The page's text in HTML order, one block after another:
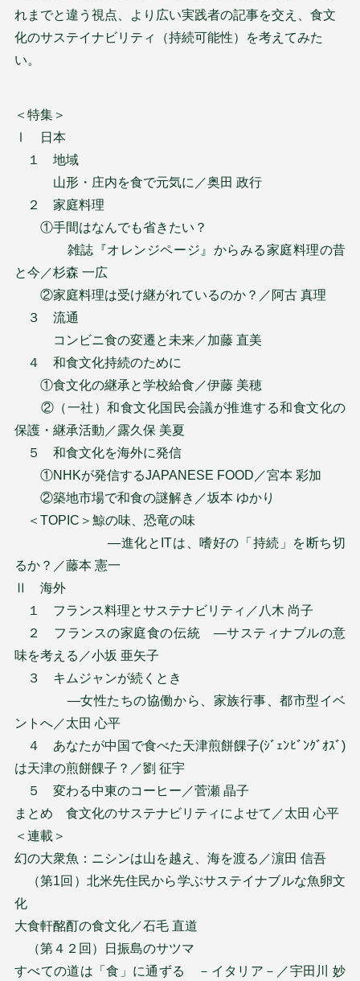
れまでと違う視点、より広い実践者の記事を交え、食文
化のサステイナビリティ（持続可能性）を考えてみた
い。
＜特集＞
Ⅰ 日本
１ 地域
山形・庄内を食で元気に／奥田 政行
２ 家庭料理
①手間はなんでも省きたい？
雑誌『オレンジページ』からみる家庭料理の昔
と今／杉森 一広
②家庭料理は受け継がれているのか？／阿古 真理
３ 流通
コンビニ食の変遷と未来／加藤 直美
４ 和食文化持続のために
①食文化の継承と学校給食／伊藤 美穂
②（一社）和食文化国民会議が推進する和食文化の
保護・継承活動／露久保 美夏
５ 和食文化を海外に発信
①NHKが発信するJAPANESE FOOD／宮本 彩加
②築地市場で和食の謎解き／坂本 ゆかり
＜TOPIC＞鯨の味、恐竜の味
―進化とITは、嗜好の「持続」を断ち切
るか？／藤本 憲一
Ⅱ 海外
１ フランス料理とサステナビリティ／八木 尚子
２ フランスの家庭食の伝統 ―サスティナブルの意
味を考える／小坂 亜矢子
３ キムジャンが続くとき
―女性たちの協働から、家族行事、都市型イベ
ントへ／太田 心平
４ あなたが中国で食べた天津煎餅餜子(ｼﾞｪﾝﾋﾞﾝｸﾞｵｽﾞ)
は天津の煎餅餜子？／劉 征宇
５ 変わる中東のコーヒー／菅瀬 晶子
まとめ 食文化のサステナビリティによせて／太田 心平
＜連載＞
幻の大衆魚：ニシンは山を越え、海を渡る／濵田 信吾
（第1回）北米先住民から学ぶサステイナブルな魚卵文
化
大食軒酩酊の食文化／石毛 直道
（第４２回）日振島のサツマ
すべての道は「食」に通ずる －イタリア－／宇田川 妙